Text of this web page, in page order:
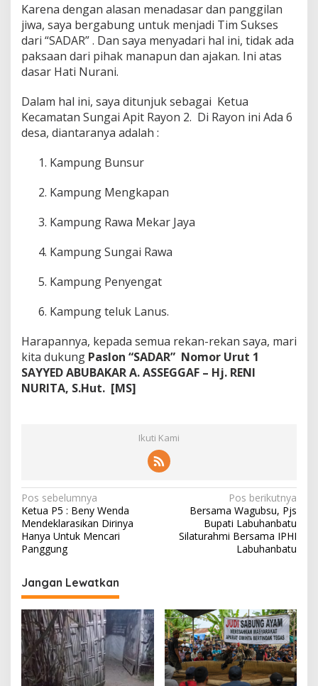
Karena dengan alasan menadasar dan panggilan
jiwa, saya bergabung untuk menjadi Tim Sukses
dari “SADAR” . Dan saya menyadari hal ini, tidak ada
paksaan dari pihak manapun dan ajakan. Ini atas
dasar Hati Nurani.
Dalam hal ini, saya ditunjuk sebagai Ketua
Kecamatan Sungai Apit Rayon 2. Di Rayon ini Ada 6
desa, diantaranya adalah :
Kampung Bunsur
Kampung Mengkapan
Kampung Rawa Mekar Jaya
Kampung Sungai Rawa
Kampung Penyengat
Kampung teluk Lanus.
Harapannya, kepada semua rekan-rekan saya, mari
kita dukung Paslon “SADAR” Nomor Urut 1
SAYYED ABUBAKAR A. ASSEGGAF – Hj. RENI
NURITA, S.Hut. [MS]
Ikuti Kami
N
a
v
i
g
a
s
i
p
o
Pos sebelumnya
Ketua P5 : Beny Wenda
Mendeklarasikan Dirinya
Hanya Untuk Mencari
Panggung
Pos berikutnya
Bersama Wagubsu, Pjs
Bupati Labuhanbatu
Silaturahmi Bersama IPHI
Labuhanbatu
Jangan Lewatkan